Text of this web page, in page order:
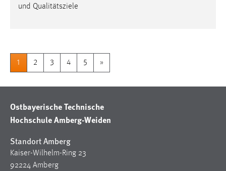
und Qualitätsziele
1 2 3 4 5 »
Ostbayerische Technische
Hochschule Amberg-Weiden
Standort Amberg
Kaiser-Wilhelm-Ring 23
92224 Amberg